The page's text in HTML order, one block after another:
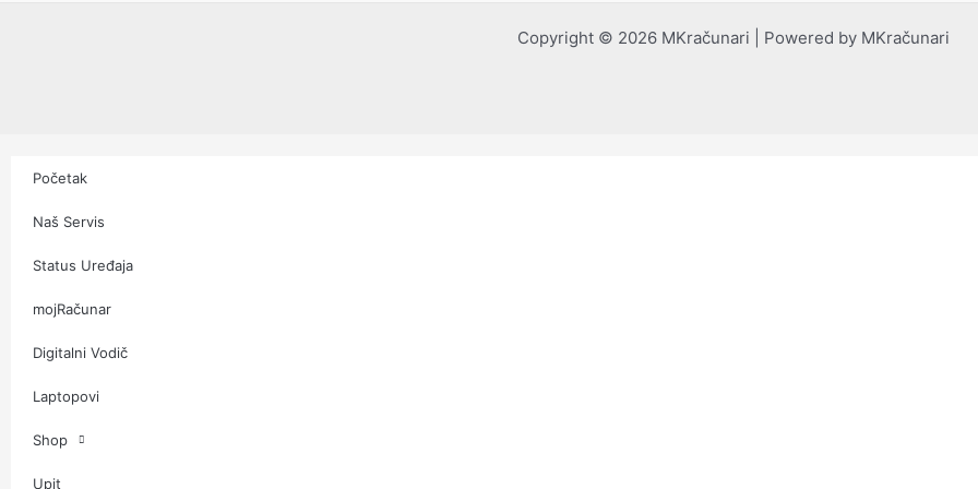
Copyright © 2026 MKračunari | Powered by MKračunari
Početak
Naš Servis
Status Uređaja
mojRačunar
Digitalni Vodič
Laptopovi
Shop
Upit